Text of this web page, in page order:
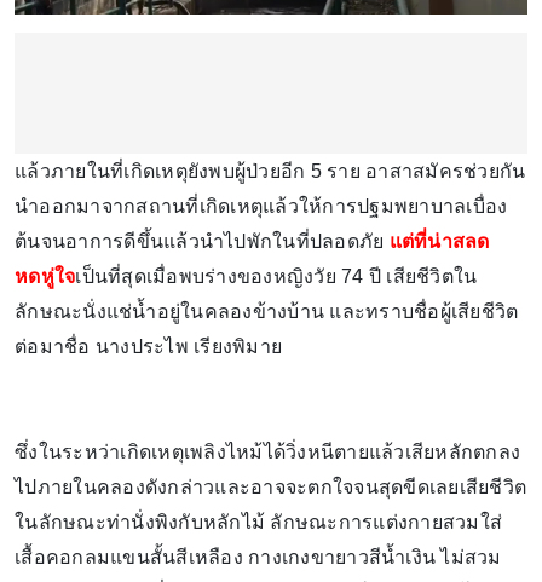
แล้วภายในที่เกิดเหตุยังพบผู้ป่วยอีก 5 ราย อาสาสมัครช่วยกัน
นำออกมาจากสถานที่เกิดเหตุแล้วให้การปฐมพยาบาลเบื่อง
ต้นจนอาการดีขึ้นแล้วนำไปพักในที่ปลอดภัย แต่ที่น่าสลด
หดหู่ใจเป็นที่สุดเมื่อพบร่างของหญิงวัย 74 ปี เสียชีวิตใน
ลักษณะนั่งแช่น้ำอยู่ในคลองข้างบ้าน และทราบชื่อผู้เสียชีวิต
ต่อมาชื่อ นางประไพ เรียงพิมาย
ซึ่งในระหว่าเกิดเหตุเพลิงไหม้ได้วิ่งหนีตายแล้วเสียหลักตกลง
ไปภายในคลองดังกล่าวและอาจจะตกใจจนสุดขีดเลยเสียชีวิต
ในลักษณะท่านั่งพิงกับหลักไม้ ลักษณะการแต่งกายสวมใส่
เสื้อคอกลมแขนสั้นสีเหลือง กางเกงขายาวสีน้ำเงิน ไม่สวม